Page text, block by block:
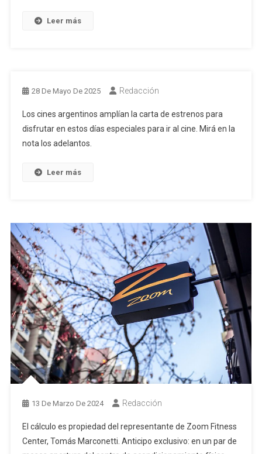
Leer más
28 De Mayo De 2025 Redacción
Los cines argentinos amplían la carta de estrenos para
disfrutar en estos días especiales para ir al cine. Mirá en la
nota los adelantos.
Leer más
13 De Marzo De 2024 Redacción
El cálculo es propiedad del representante de Zoom Fitness
Center, Tomás Marconetti. Anticipo exclusivo: en un par de